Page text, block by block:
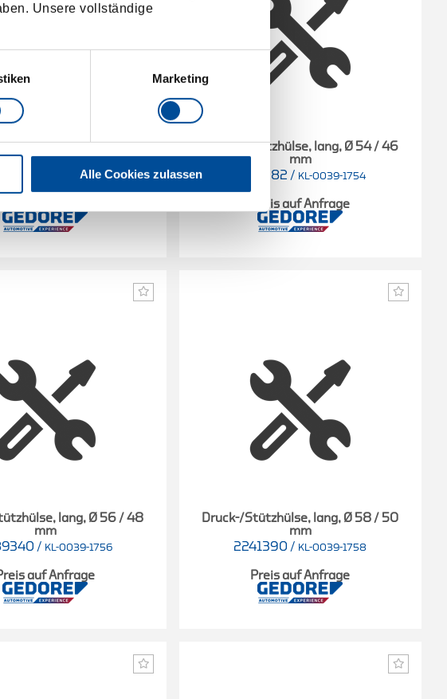
Unsere vollständige
Marketing
Alle Cookies zulassen
lang, Ø 50 / 42
mm
KL-0039-1750
Druck-/Stützhülse, lang, Ø 54 / 46
mm
2241382 / KL-0039-1754
Preis auf Anfrage
lang, Ø 56 / 48
mm
/ KL-0039-1756
auf Anfrage
Druck-/Stützhülse, lang, Ø 58 / 50
mm
2241390 / KL-0039-1758
Preis auf Anfrage